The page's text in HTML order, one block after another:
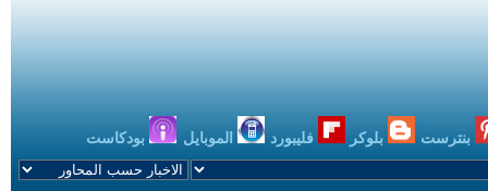
بنترست بلوكر فليبورد الموبايل بودكاست